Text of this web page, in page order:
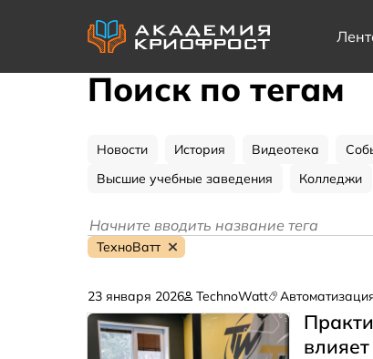
Поиск по тегам
Новости История Видеотека
Высшие учебные заведения
Колледжи
ТехноВатт
23 января 2026 TechnoWatt